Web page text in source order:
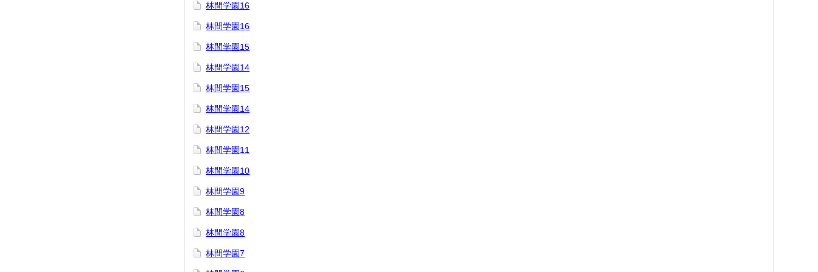
林間学園16
林間学園16
林間学園15
林間学園14
林間学園15
林間学園14
林間学園12
林間学園11
林間学園10
林間学園9
林間学園8
林間学園8
林間学園7